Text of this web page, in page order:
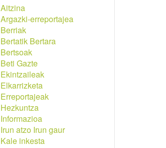
Aitzina
Argazki-erreportajea
Berriak
Bertatik Bertara
Bertsoak
Beti Gazte
Ekintzaileak
Elkarrizketa
Erreportajeak
Hezkuntza
Informazioa
Irun atzo Irun gaur
Kale inkesta